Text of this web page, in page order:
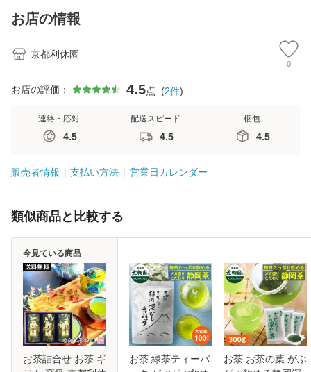
80g お歳暮 母の日
父の日 お中元 贈り
品
お店の情報
京都利休園
0
お店の評価： 4.5点 (2件)
連絡・応対
4.5
配送スピード
4.5
梱包
4.5
販売者情報 支払い方法 営業日カレンダー
類似商品と比較する
お茶詰合せ お茶 ギ
今見ている商品
お茶 緑茶ティーバ
お茶 お茶の葉 がぶ